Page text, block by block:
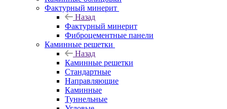
Фактурный минерит
Назад
Фактурный минерит
Фиброцементные панели
Каминные решетки
Назад
Каминные решетки
Стандартные
Направляющие
Каминные
Туннельные